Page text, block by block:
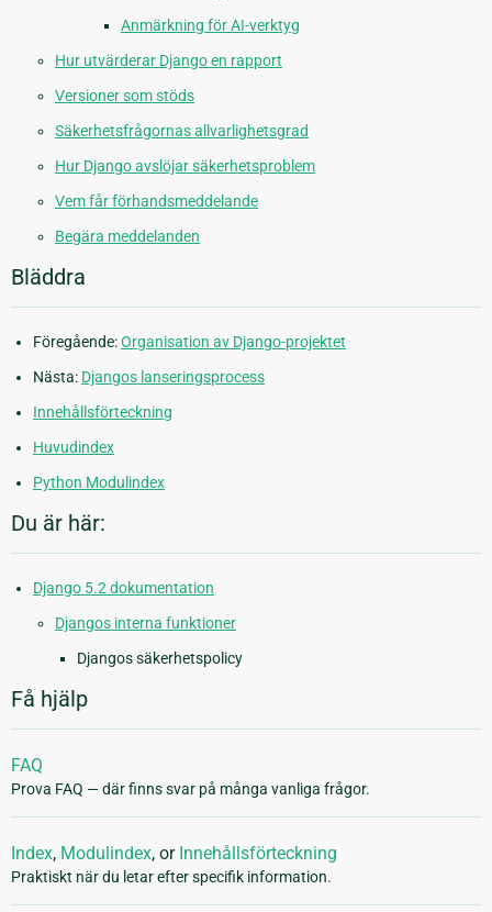
Anmärkning för AI-verktyg
Hur utvärderar Django en rapport
Versioner som stöds
Säkerhetsfrågornas allvarlighetsgrad
Hur Django avslöjar säkerhetsproblem
Vem får förhandsmeddelande
Begära meddelanden
Bläddra
Föregående:Organisation av Django-projektet
Nästa: Djangos lanseringsprocess
Innehållsförteckning
Huvudindex
Python Modulindex
Du är här:
Django 5.2 dokumentation
Djangos interna funktioner
Djangos säkerhetspolicy
Få hjälp
FAQ
Prova FAQ — där finns svar på många vanliga frågor.
Index, Modulindex, or Innehållsförteckning
Praktiskt när du letar efter specifik information.